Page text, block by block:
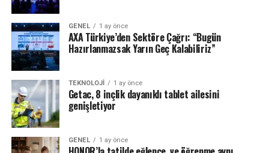
GENEL 1 ay önce
AXA Türkiye’den Sektöre Çağrı: “Bugün
Hazırlanmazsak Yarın Geç Kalabiliriz”
TEKNOLOJI 1 ay önce
Getac, 8 inçlik dayanıklı tablet ailesini
genişletiyor
GENEL 1 ay önce